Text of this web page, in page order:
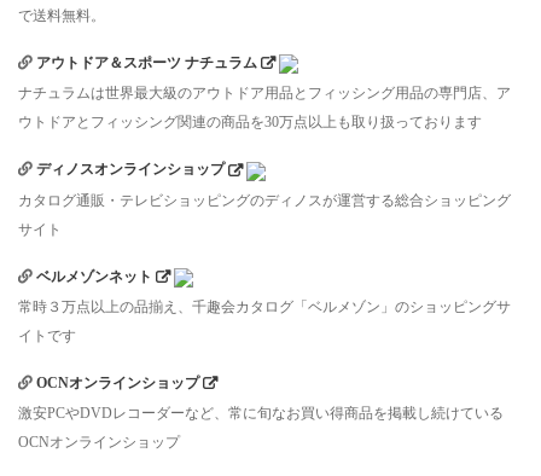
で送料無料。
アウトドア＆スポーツ ナチュラム
ナチュラムは世界最大級のアウトドア用品とフィッシング用品の専門店、ア
ウトドアとフィッシング関連の商品を30万点以上も取り扱っております
ディノスオンラインショップ
カタログ通販・テレビショッピングのディノスが運営する総合ショッピング
サイト
ベルメゾンネット
常時３万点以上の品揃え、千趣会カタログ「ベルメゾン」のショッピングサ
イトです
OCNオンラインショップ
激安PCやDVDレコーダーなど、常に旬なお買い得商品を掲載し続けている
OCNオンラインショップ